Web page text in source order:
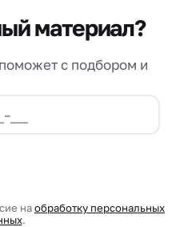
материал?
с подбором и
наобработку персональных
.